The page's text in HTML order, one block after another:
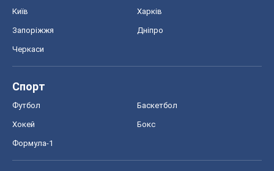
Київ Харків
Запоріжжя Дніпро
Черкаси
Спорт
Футбол Баскетбол
Хокей Бокс
Формула-1